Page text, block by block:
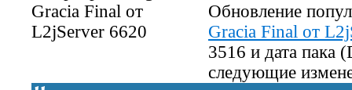
Обновление
Gracia Final от
3516 и дата пака
следующие